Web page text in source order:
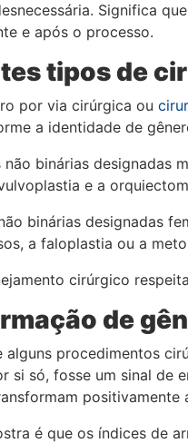
Significa
e após o processo.
tipos de
por via cirúrgica ou
a identidade de
não binárias designadas
e a
binárias designadas
a faloplastia ou a
cirúrgico
de
alguns procedimentos
si só, fosse um sinal de
positivamente
é que os índices de